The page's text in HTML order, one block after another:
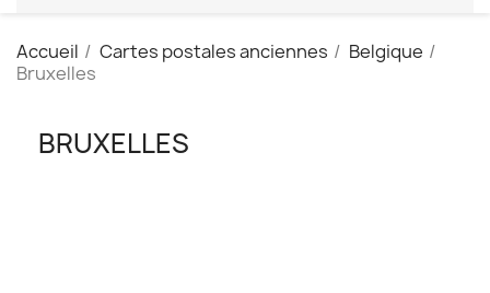
Accueil Cartes postales anciennes
Belgique
Bruxelles
BRUXELLES